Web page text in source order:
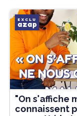
EXCLU
azap
"On s'affiche
connaissent